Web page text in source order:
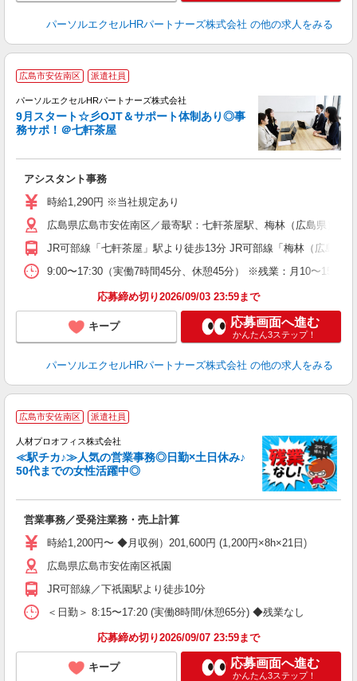
パーソルエクセルHRパートナーズ株式会社 の他の求人をみる
広島市安佐南区 派遣社員
パーソルエクセルHRパートナーズ株式会社
9月スタート☆彡OJT＆サポート体制あり◎事
務サポ！＠七軒茶屋
アシスタント事務
時給1,290円 ※当社規定あり
広島県広島市安佐南区／最寄駅：七軒茶屋駅、梅林（広島県）
JR可部線「七軒茶屋」駅より徒歩13分 JR可部線「梅林（広島県
9:00〜17:30（実働7時間45分、休憩45分） ※残業：月10〜15時
応募締め切り2026/09/03 23:59まで
キープ 応募画面へ進む
かんたん3ステップ！
パーソルエクセルHRパートナーズ株式会社 の他の求人をみる
広島市安佐南区 派遣社員
人材プロオフィス株式会社
≪駅チカ♪≫人気の営業事務◎日勤×土日休み♪
50代までの女性活躍中◎
営業事務／受発注業務・売上計算
時給1,200円〜 ◆月収例）201,600円 (1,200円×8h×21日)
広島県広島市安佐南区祇園
JR可部線／下祇園駅より徒歩10分
＜日勤＞ 8:15〜17:20 (実働8時間/休憩65分) ◆残業なし
応募締め切り2026/09/07 23:59まで
キープ 応募画面へ進む
かんたん3ステップ！